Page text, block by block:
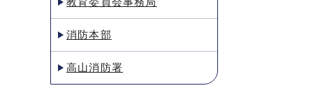
消防本部
高山消防署